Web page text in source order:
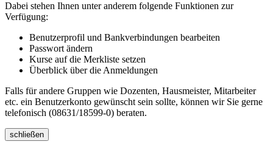
Dabei stehen Ihnen unter anderem folgende Funktionen zur
Verfügung:
Benutzerprofil und Bankverbindungen bearbeiten
Passwort ändern
Kurse auf die Merkliste setzen
Überblick über die Anmeldungen
Falls für andere Gruppen wie Dozenten, Hausmeister, Mitarbeiter
etc. ein Benutzerkonto gewünscht sein sollte, können wir Sie gerne
telefonisch (08631/18599-0) beraten.
schließen